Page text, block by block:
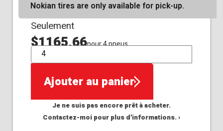
Nokian tires are only available for pick-up.
Seulement
$1165,66pour 4 pneus
QTÉ
Ajouter au panier
Je ne suis pas encore prêt à acheter.
Contactez-moi pour plus d'informations. ›